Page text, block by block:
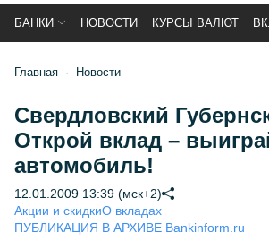
БАНКИ НОВОСТИ КУРСЫ ВАЛЮТ
Главная Новости
Свердловский
Открой вклад –
автомобиль!
12.01.2009 13:39 (мск+2)
Акции и скидкиО вкладах
ПУБЛИКАЦИЯ В АРХИВЕ Bankinform.ru